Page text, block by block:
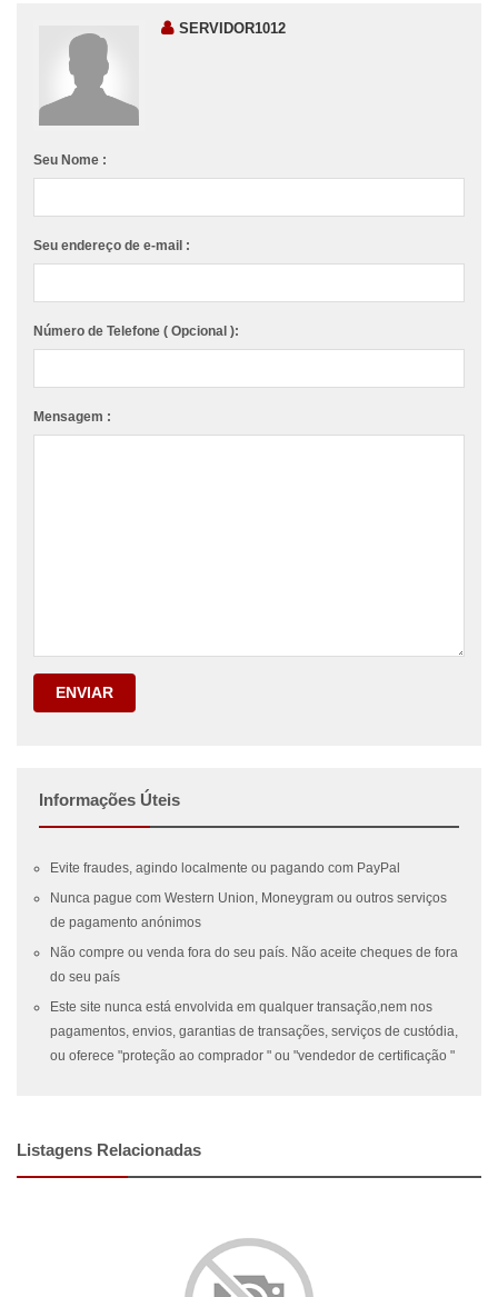
SERVIDOR1012
Seu Nome :
Seu endereço de e-mail :
Número de Telefone ( Opcional ):
Mensagem :
ENVIAR
Informações Úteis
Evite fraudes, agindo localmente ou pagando com PayPal
Nunca pague com Western Union, Moneygram ou outros serviços
de pagamento anónimos
Não compre ou venda fora do seu país. Não aceite cheques de fora
do seu país
Este site nunca está envolvida em qualquer transação,nem nos
pagamentos, envios, garantias de transações, serviços de custódia,
ou oferece "proteção ao comprador " ou "vendedor de certificação "
Listagens Relacionadas